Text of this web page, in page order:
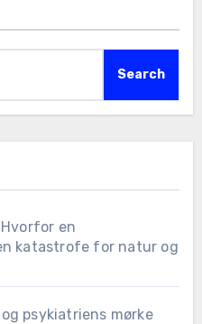
Search
en
katastrofe for natur og
psykiatriens mørke